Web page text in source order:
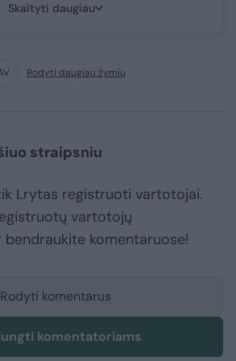
Skaityti daugiau
Rodyti daugiau žymių
straipsniu
Lrytas registruoti vartotojai.
vartotojų
komentaruose!
Rodyti komentarus
komentatoriams